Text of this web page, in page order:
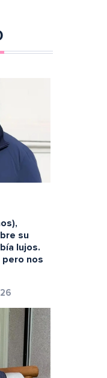
su
lujos.
pero nos